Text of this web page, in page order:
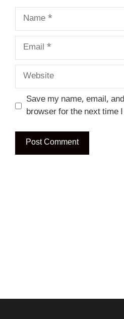
Name
Email
Website
Save my name, email,
browser for the next time